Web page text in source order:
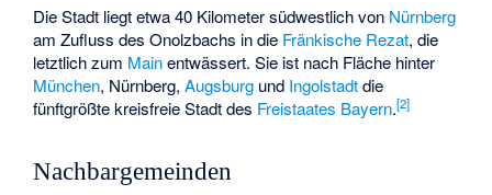
Die Stadt liegt etwa 40 Kilometer südwestlich von Nürnberg
am Zufluss desOnolzbachs in die Fränkische Rezat, die
letztlich zum Mainentwässert. Sie ist nach Fläche hinter
München, Nürnberg,Augsburg und Ingolstadtdie
fünftgrößte kreisfreie Stadt des Freistaates Bayern.[2]
Nachbargemeinden